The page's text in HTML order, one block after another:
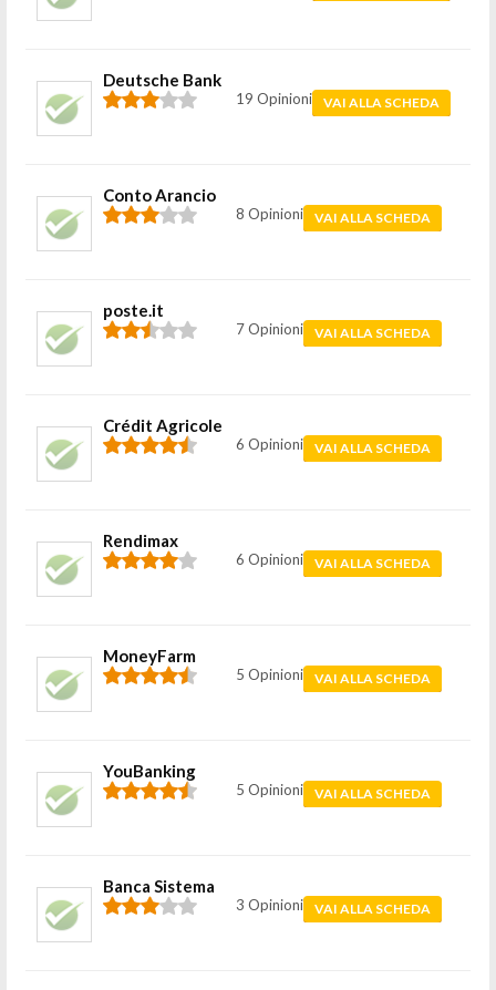
Deutsche Bank
19 Opinioni VAI ALLA SCHEDA
Conto Arancio
8 Opinioni VAI ALLA SCHEDA
poste.it
7 Opinioni VAI ALLA SCHEDA
Crédit Agricole
6 Opinioni VAI ALLA SCHEDA
Rendimax
6 Opinioni VAI ALLA SCHEDA
MoneyFarm
5 Opinioni VAI ALLA SCHEDA
YouBanking
5 Opinioni VAI ALLA SCHEDA
Banca Sistema
3 Opinioni VAI ALLA SCHEDA